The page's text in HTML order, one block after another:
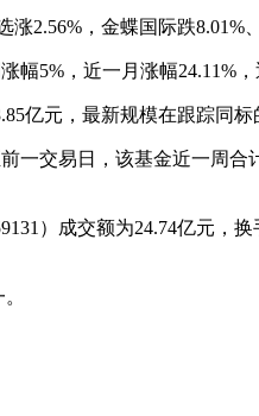
2.56%，金蝶国际跌8.01%
5%，近一月涨幅24.11%
亿元，最新规模在跟踪同
一交易日，该基金近一周
）成交额为24.74亿元，